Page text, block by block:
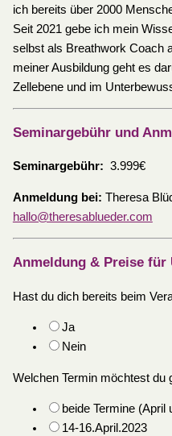
ich bereits über 2000
Seit 2021 gebe ich mein
selbst als Breathwork Coach
meiner Ausbildung geht es
Zellebene und im
Seminargebühr und
Seminargebühr: 3.999€
Anmeldung bei: Theresa
hallo@theresablueder.com
Anmeldung & Preise
Hast du dich bereits beim
Ja
Nein
Welchen Termin möchtest du
beide Termine (April
14-16.April.2023